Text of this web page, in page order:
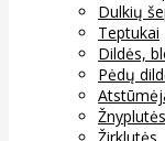
Dulkių
Teptukai
Dildės,
Pėdų
Žnyplutės
Žirklutės